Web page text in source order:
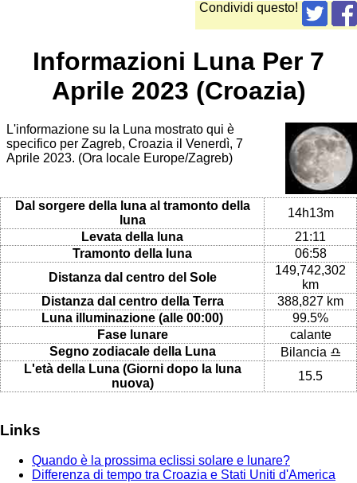
Condividi questo!
Informazioni Luna Per 7
Aprile 2023 (Croazia)
L'informazione su la Luna mostrato qui è
specifico per Zagreb, Croazia il Venerdì, 7
Aprile 2023. (Ora locale Europe/Zagreb)
Dal sorgere della luna al tramonto della
luna
14h13m
Levata della luna
21:11
Tramonto della luna
06:58
Distanza dal centro del Sole
149,742,302
km
Distanza dal centro della Terra
388,827 km
Luna illuminazione (alle 00:00)
99.5%
Fase lunare
calante
Segno zodiacale della Luna
Bilancia ♎
L'età della Luna (Giorni dopo la luna
nuova)
15.5
Links
Quando è la prossima eclissi solare e lunare?
Differenza di tempo tra Croazia e Stati Uniti d'America